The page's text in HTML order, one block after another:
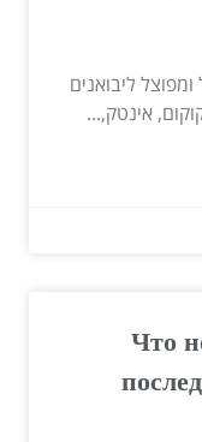
ליבואנים
אינטק,...
Что